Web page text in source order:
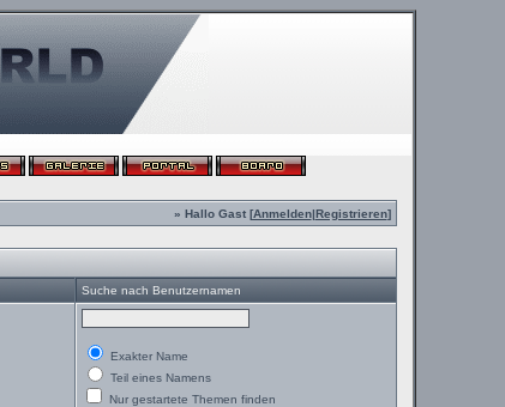
» Hallo Gast [Anmelden|Registrieren]
Suche nach Benutzernamen
Exakter Name
Teil eines Namens
Nur gestartete Themen finden